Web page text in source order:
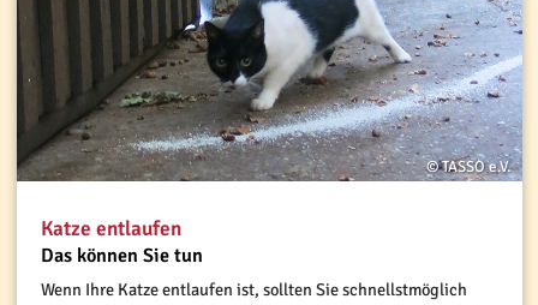
© TASSO e.V.
Katze entlaufen
Das können Sie tun
Wenn Ihre Katze entlaufen ist, sollten Sie schnellstmöglich